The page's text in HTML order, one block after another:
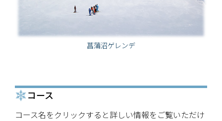
菖蒲沼ゲレンデ
コース
コース名をクリックすると詳しい情報をご覧いただけ